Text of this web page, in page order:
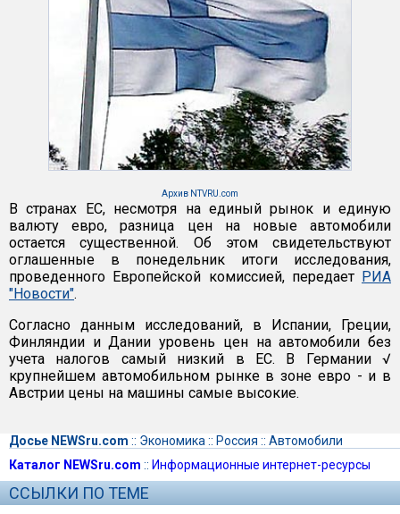
Архив NTVRU.com
В странах ЕС, несмотря на единый рынок и единую
валюту евро, разница цен на новые автомобили
остается существенной. Об этом свидетельствуют
оглашенные в понедельник итоги исследования,
проведенного Европейской комиссией, передает РИА
"Новости".
Согласно данным исследований, в Испании, Греции,
Финляндии и Дании уровень цен на автомобили без
учета налогов самый низкий в ЕС. В Германии √
крупнейшем автомобильном рынке в зоне евро - и в
Австрии цены на машины самые высокие.
Досье NEWSru.com :: Экономика :: Россия :: Автомобили
Каталог NEWSru.com :: Информационные интернет-ресурсы
ССЫЛКИ ПО ТЕМЕ